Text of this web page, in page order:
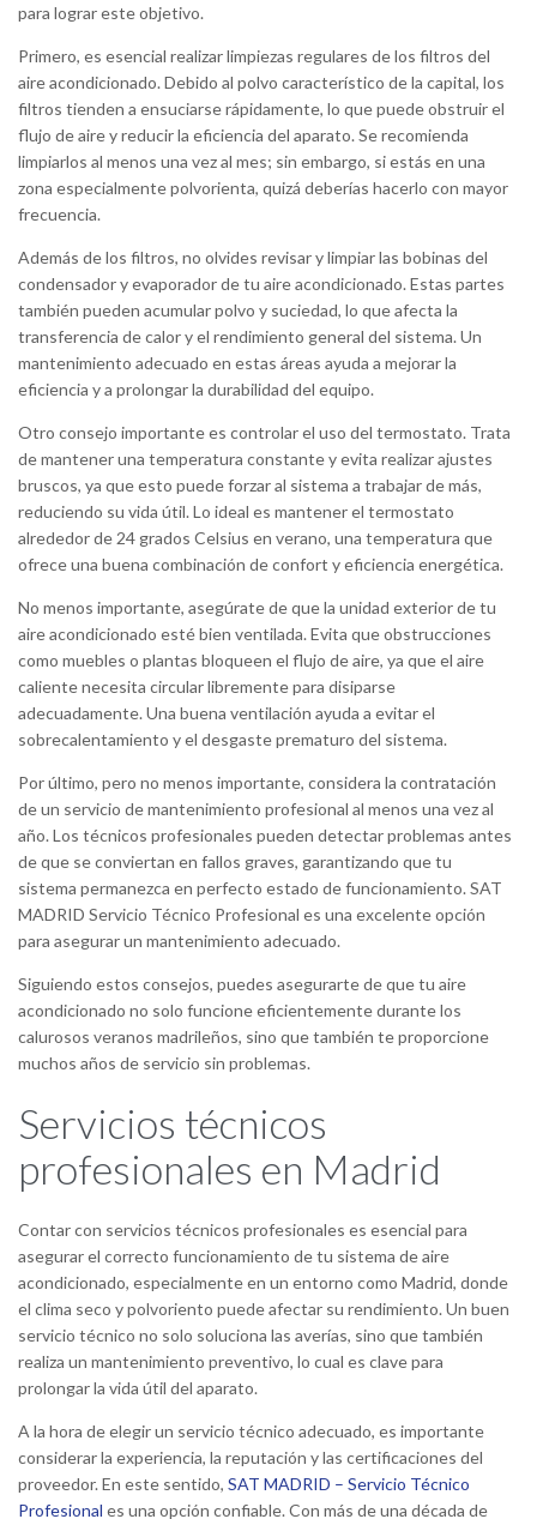
para lograr este objetivo.
Primero, es esencial realizar limpiezas regulares de los filtros del
aire acondicionado. Debido al polvo característico de la capital, los
filtros tienden a ensuciarse rápidamente, lo que puede obstruir el
flujo de aire y reducir la eficiencia del aparato. Se recomienda
limpiarlos al menos una vez al mes; sin embargo, si estás en una
zona especialmente polvorienta, quizá deberías hacerlo con mayor
frecuencia.
Además de los filtros, no olvides revisar y limpiar las bobinas del
condensador y evaporador de tu aire acondicionado. Estas partes
también pueden acumular polvo y suciedad, lo que afecta la
transferencia de calor y el rendimiento general del sistema. Un
mantenimiento adecuado en estas áreas ayuda a mejorar la
eficiencia y a prolongar la durabilidad del equipo.
Otro consejo importante es controlar el uso del termostato. Trata
de mantener una temperatura constante y evita realizar ajustes
bruscos, ya que esto puede forzar al sistema a trabajar de más,
reduciendo su vida útil. Lo ideal es mantener el termostato
alrededor de 24 grados Celsius en verano, una temperatura que
ofrece una buena combinación de confort y eficiencia energética.
No menos importante, asegúrate de que la unidad exterior de tu
aire acondicionado esté bien ventilada. Evita que obstrucciones
como muebles o plantas bloqueen el flujo de aire, ya que el aire
caliente necesita circular libremente para disiparse
adecuadamente. Una buena ventilación ayuda a evitar el
sobrecalentamiento y el desgaste prematuro del sistema.
Por último, pero no menos importante, considera la contratación
de un servicio de mantenimiento profesional al menos una vez al
año. Los técnicos profesionales pueden detectar problemas antes
de que se conviertan en fallos graves, garantizando que tu
sistema permanezca en perfecto estado de funcionamiento. SAT
MADRID Servicio Técnico Profesional es una excelente opción
para asegurar un mantenimiento adecuado.
Siguiendo estos consejos, puedes asegurarte de que tu aire
acondicionado no solo funcione eficientemente durante los
calurosos veranos madrileños, sino que también te proporcione
muchos años de servicio sin problemas.
Servicios técnicos
profesionales en Madrid
Contar con servicios técnicos profesionales es esencial para
asegurar el correcto funcionamiento de tu sistema de aire
acondicionado, especialmente en un entorno como Madrid, donde
el clima seco y polvoriento puede afectar su rendimiento. Un buen
servicio técnico no solo soluciona las averías, sino que también
realiza un mantenimiento preventivo, lo cual es clave para
prolongar la vida útil del aparato.
A la hora de elegir un servicio técnico adecuado, es importante
considerar la experiencia, la reputación y las certificaciones del
proveedor. En este sentido, SAT MADRID – Servicio Técnico
Profesional es una opción confiable. Con más de una década de